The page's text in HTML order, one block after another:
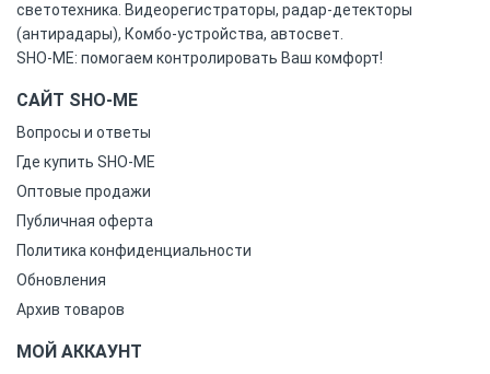
светотехника. Видеорегистраторы, радар-детекторы
(антирадары), Комбо-устройства, автосвет.
SHO-ME: помогаем контролировать Ваш комфорт!
САЙТ SHO-ME
Вопросы и ответы
Где купить SHO-ME
Оптовые продажи
Публичная оферта
Политика конфиденциальности
Обновления
Архив товаров
МОЙ АККАУНТ